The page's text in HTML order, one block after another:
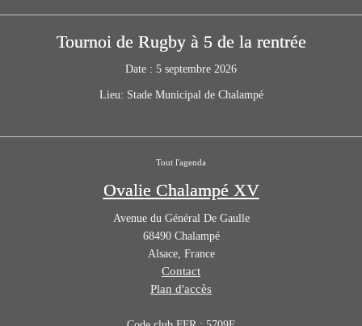
Tournoi de Rugby à 5 de la rentrée
Date : 5 septembre 2026
Lieu: Stade Municipal de Chalampé
Tout l'agenda
Ovalie Chalampé XV
Avenue du Général De Gaulle
68490 Chalampé
Alsace, France
Contact
Plan d'accès